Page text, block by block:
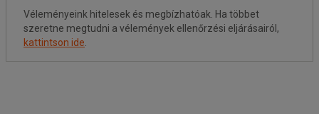
Véleményeink hitelesek és megbízhatóak. Ha többet
szeretne megtudni a vélemények ellenőrzési eljárásairól,
kattintson ide